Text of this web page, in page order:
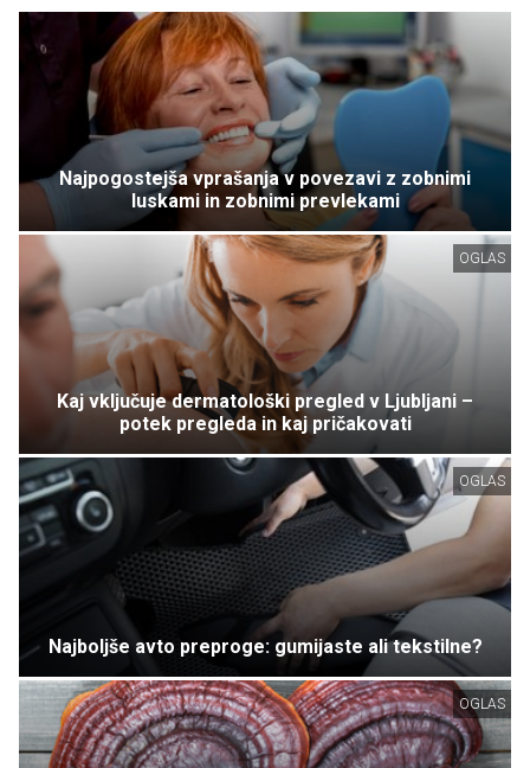
Najpogostejša vprašanja v povezavi z zobnimi
luskami in zobnimi prevlekami
OGLAS
Kaj vključuje dermatološki pregled v Ljubljani –
potek pregleda in kaj pričakovati
OGLAS
Najboljše avto preproge: gumijaste ali tekstilne?
OGLAS